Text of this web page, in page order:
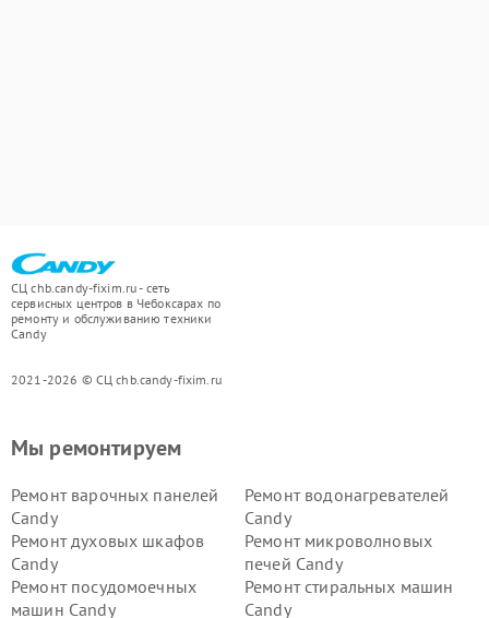
СЦ chb.candy-fixim.ru - сеть
сервисных центров в Чебоксарах по
ремонту и обслуживанию техники
Candy
2021-2026 © СЦ chb.candy-fixim.ru
Мы ремонтируем
Ремонт варочных панелей
Candy
Ремонт водонагревателей
Candy
Ремонт духовых шкафов
Candy
Ремонт микроволновых
печей Candy
Ремонт посудомоечных
машин Candy
Ремонт стиральных машин
Candy